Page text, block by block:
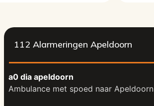
112 Alarmeringen Apeldoorn
a0 dia apeldoorn
Ambulance met spoed naar Apeldoorn